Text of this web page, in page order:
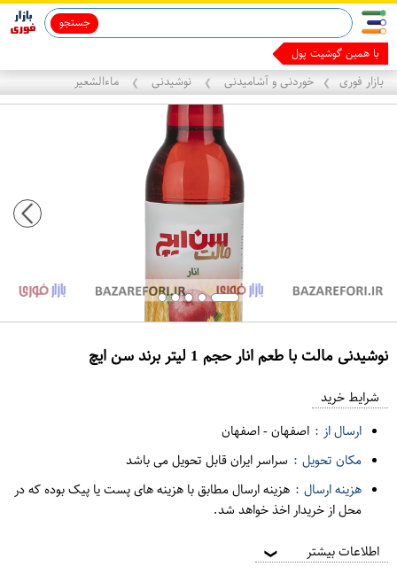
جستجو
با همین گوشیت پول دربیار
بازار فوری ❯ خوردنی و آشامیدنی ❯ نوشیدنی ❯ ماءالشعیر
نوشیدنی مالت با طعم انار حجم 1 لیتر برند سن ایچ
ر
شرایط خرید
ارسال از : اصفهان-اصفهان
مکان تحویل : سراسر ایران قابل تحویل می باشد
هزینه ارسال : هزینه ارسال مطابق با هزینه های پست یا پیک بوده که در
محل از خریدار اخذ خواهد شد.
اطلاعات بیشتر ❯